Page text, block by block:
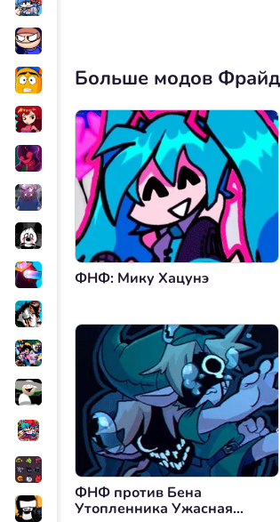
Больше модов
ФНФ: Мику Хацунэ
ФНФ против Бена
Утопленника Ужасная